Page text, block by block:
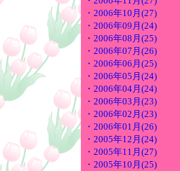
・2006年10月(27)
・2006年09月(24)
・2006年08月(25)
・2006年07月(26)
・2006年06月(25)
・2006年05月(24)
・2006年04月(24)
・2006年03月(23)
・2006年02月(23)
・2006年01月(26)
・2005年12月(24)
・2005年11月(27)
・2005年10月(25)